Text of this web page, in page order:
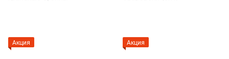
Акция Акция